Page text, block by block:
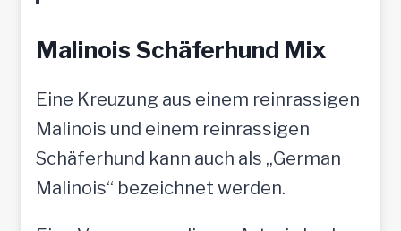
Malinois Schäferhund Mix
Eine Kreuzung aus einem reinrassigen
Malinois und einem reinrassigen
Schäferhund kann auch als „German
Malinois“ bezeichnet werden.